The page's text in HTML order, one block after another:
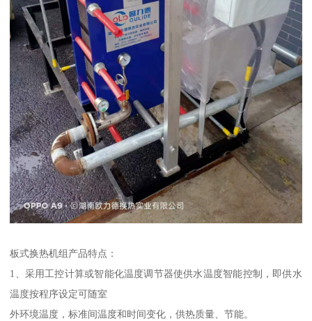
板式换热机组产品特点：
1、采用工控计算或智能化温度调节器使供水温度智能控制，即供水
温度按程序设定可随室
外环境温度，标准间温度和时间变化，供热质量、节能。